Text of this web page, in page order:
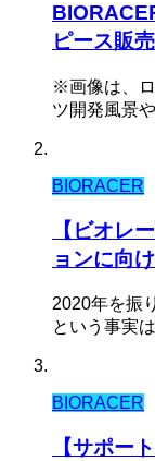
ピース販
※画像は、
ツ開発風景
BIORACER
【ビオレ
ョンに向
2020年を振
という事実
BIORACER
【サポー